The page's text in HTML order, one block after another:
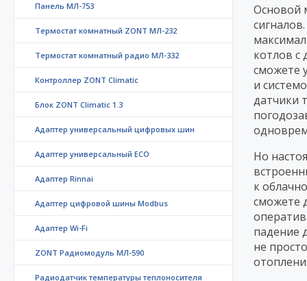
Панель МЛ-753
Термостат комнатный ZONT МЛ-232
Термостат комнатный радио МЛ-332
Контроллер ZONT Climatic
Блок ZONT Climatic 1.3
Адаптер универсальный цифровых шин
Адаптер универсальный ECO
Адаптер Rinnai
Адаптер цифровой шины Modbus
Адаптер Wi-Fi
ZONT Радиомодуль МЛ-590
Радиодатчик температуры теплоносителя
Основой
котлов с
сможете
и
датчики
Но
к
сможете
падение
не